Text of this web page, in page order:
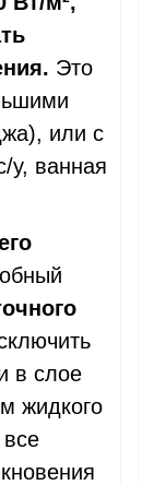
Это
или с
у, ванная
в слое
жидкого